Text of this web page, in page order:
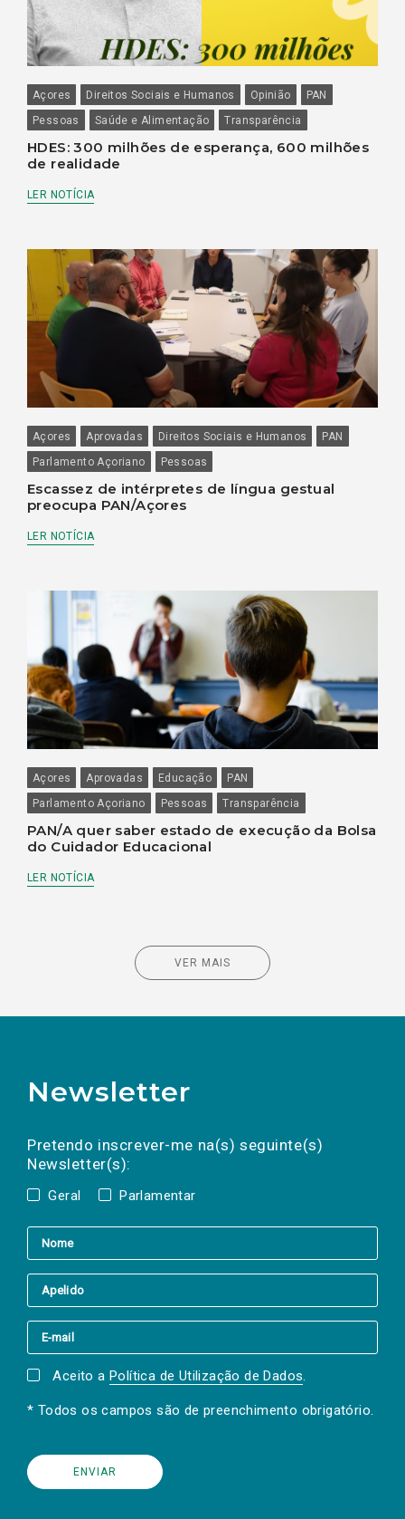
Açores Direitos Sociais e Humanos Opinião
PAN
Pessoas
Saúde e Alimentação Transparência
HDES: 300 milhões de esperança, 600 milhões
de realidade
LER NOTÍCIA
Açores Aprovadas Direitos Sociais e Humanos
PAN
Parlamento Açoriano
Pessoas
Escassez de intérpretes de língua gestual
preocupa PAN/Açores
LER NOTÍCIA
Açores Aprovadas Educação
PAN
Parlamento Açoriano
Pessoas Transparência
PAN/A quer saber estado de execução da Bolsa
do Cuidador Educacional
LER NOTÍCIA
VER MAIS
Newsletter
Pretendo inscrever-me na(s) seguinte(s)
Newsletter(s):
Geral Parlamentar
a(s) newsletter(s).
mail
Aceito a Política de Utilização de Dados.
* Todos os campos são de preenchimento obrigatório.